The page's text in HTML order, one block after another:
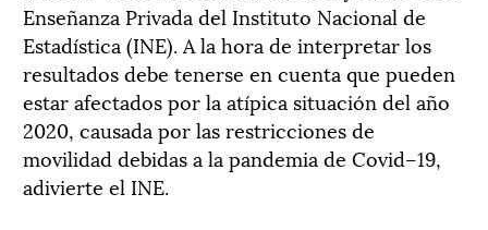
Enseñanza Privada del Instituto Nacional de
Estadística (INE).A la hora de interpretar los
resultados debe tenerse en cuenta que pueden
estarafectadospor la atípica situación del año
2020, causada por las restricciones de
movilidad debidas a la pandemia de Covid–19,
adivierte el INE.